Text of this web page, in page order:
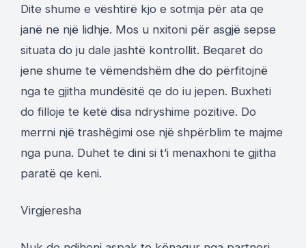
Dite shume e vështirë kjo e sotmja për ata qe
janë ne një lidhje. Mos u nxitoni për asgjë sepse
situata do ju dale jashtë kontrollit. Beqaret do
jene shume te vëmendshëm dhe do përfitojnë
nga te gjitha mundësitë qe do iu jepen. Buxheti
do filloje te ketë disa ndryshime pozitive. Do
merrni një trashëgimi ose një shpërblim te majme
nga puna. Duhet te dini si t’i menaxhoni te gjitha
paratë qe keni.
Virgjeresha